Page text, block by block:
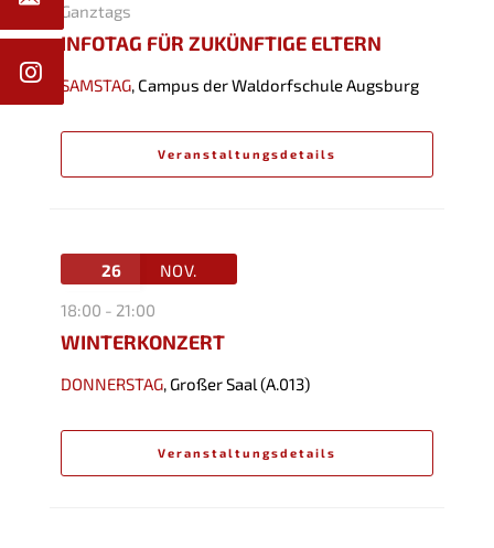
Ganztags
INFOTAG FÜR ZUKÜNFTIGE ELTERN
SAMSTAG, Campus der Waldorfschule Augsburg
Veranstaltungsdetails
26
NOV.
18:00 - 21:00
WINTERKONZERT
DONNERSTAG, Großer Saal (A.013)
Veranstaltungsdetails